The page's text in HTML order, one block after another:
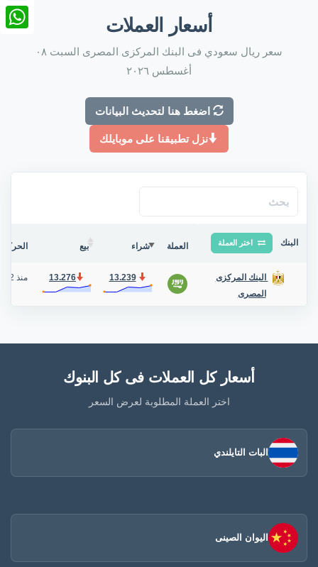
أسعار العملات
سعر ريال سعودي فى البنك المركزى المصرى السبت ٠٨
أغسطس ٢٠٢٦
اضغط هنا لتحديث البيانات
نزل تطبيقنا على موبايلك
البنك اختر العملة العملة شراء بيع الحركة
البنك المركزى
المصرى
13.239
13.276 منذ 2 أيام
أسعار كل العملات فى كل البنوك
اختر العملة المطلوبة لعرض السعر
البات التايلندي
اليوان الصينى​